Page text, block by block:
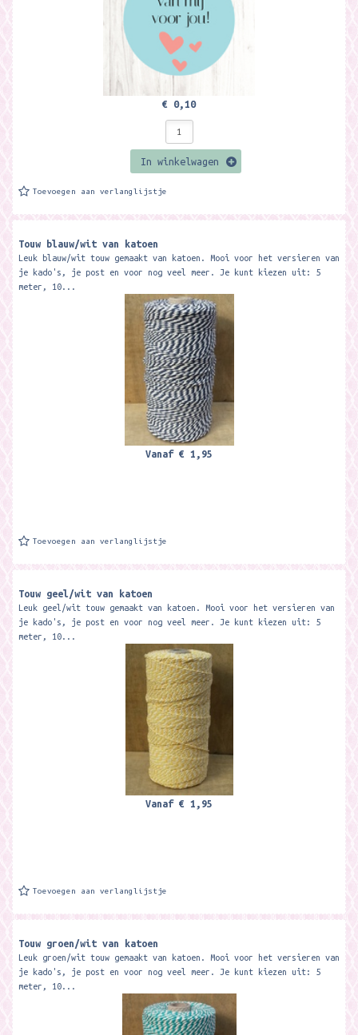
€ 0,10
In winkelwagen
Toevoegen aan verlanglijstje
Touw blauw/wit van katoen
Leuk blauw/wit touw gemaakt van katoen. Mooi voor het versieren van
je kado's, je post en voor nog veel meer. Je kunt kiezen uit: 5
meter, 10...
Vanaf € 1,95
Toevoegen aan verlanglijstje
Touw geel/wit van katoen
Leuk geel/wit touw gemaakt van katoen. Mooi voor het versieren van
je kado's, je post en voor nog veel meer. Je kunt kiezen uit: 5
meter, 10...
Vanaf € 1,95
Toevoegen aan verlanglijstje
Touw groen/wit van katoen
Leuk groen/wit touw gemaakt van katoen. Mooi voor het versieren van
je kado's, je post en voor nog veel meer. Je kunt kiezen uit: 5
meter, 10...